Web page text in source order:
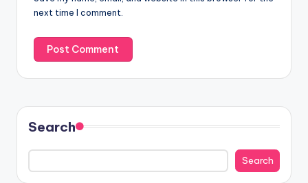
next time I comment.
Search
Search